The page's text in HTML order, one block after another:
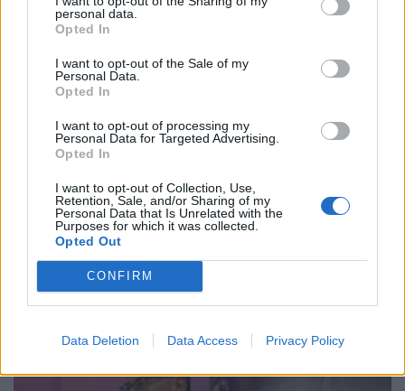
personal data.
Opted In
I want to opt-out of the Sale of my
Personal Data.
Opted In
I want to opt-out of processing my
Personal Data for Targeted Advertising.
Opted In
I want to opt-out of Collection, Use,
Retention, Sale, and/or Sharing of my
Personal Data that Is Unrelated with the
Purposes for which it was collected.
Opted Out
CONFIRM
Data Deletion Data Access Privacy Policy
ΠΑΡΟΥΣΙΑΣΕΙΣ
Bugatti Destrier: «Γλυπτό» 1.600 ίππων
ΝΊΚΟΣ ΝΑΟΎΜ 8.8.2026